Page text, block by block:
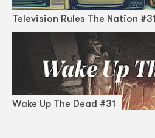
Television Rules The Nation #31
Wake Up The Dead #31